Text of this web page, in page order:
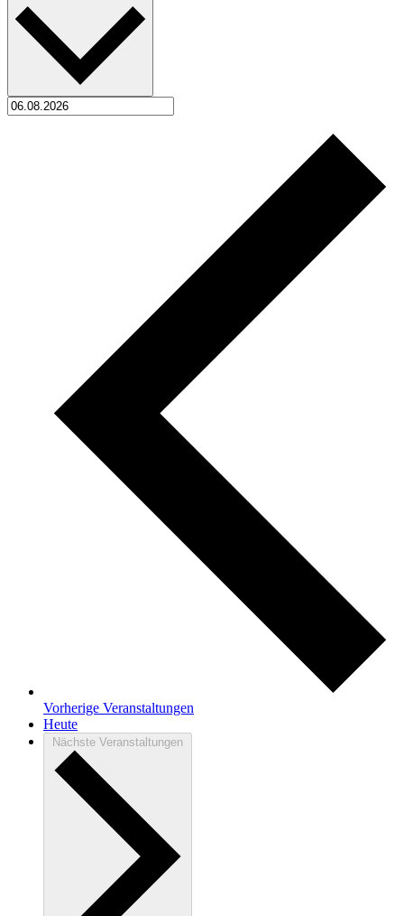
Menü Menü
Vorherige Veranstaltungen
Heute
Nächste Veranstaltungen